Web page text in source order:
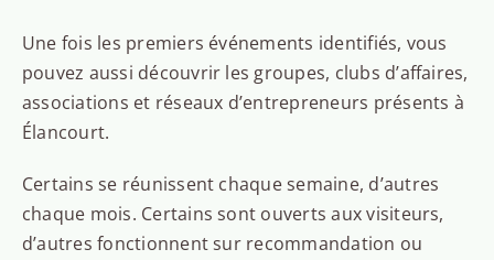
Une fois les premiers événements identifiés, vous
pouvez aussi découvrir les groupes, clubs d’affaires,
associations et réseaux d’entrepreneurs présents à
Élancourt.
Certains se réunissent chaque semaine, d’autres
chaque mois. Certains sont ouverts aux visiteurs,
d’autres fonctionnent sur recommandation ou